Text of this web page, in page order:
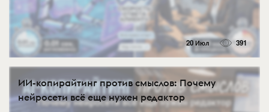
20 Июл 391
ИИ-копирайтинг против смыслов: Почему
нейросети всё еще нужен редактор